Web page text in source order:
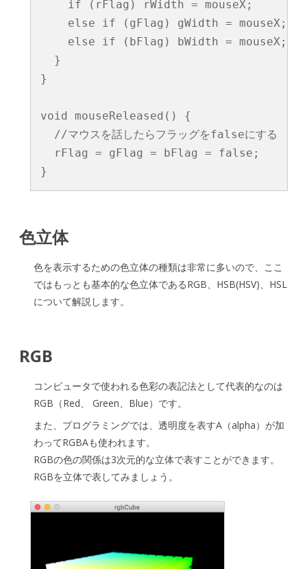
    if (rFlag) rWidth = mouseX;
    else if (gFlag) gWidth = mouseX;
    else if (bFlag) bWidth = mouseX;
  }
}
void mouseReleased() {
  //マウスを話したらフラッグをfalseにする
  rFlag = gFlag = bFlag = false;
色立体
色を表示するための色立体の種類は非常に多いので、ここ
ではもっとも基本的な色立体であるRGB、HSB(HSV)、HSL
について解説します。
RGB
コンピュータで使われる色彩の表記法として代表的なのは
RGB（Red、 Green、Blue）です。
また、プログラミングでは、透明度を表すA（alpha）が加
わってRGBAも使われます。
RGBの色の関係は3次元的な立体で表すことができます。
RGBを立体で表してみましょう。